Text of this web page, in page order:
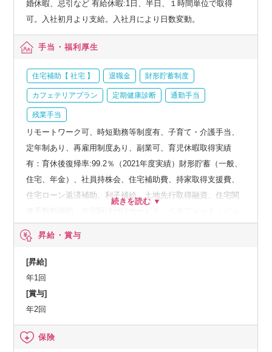
婚休暇、忌引など 有給休暇:1日、半日、１時間単位で取得
可。入社初月より支給。入社月により日数変動。
手当・福利厚生
住宅補助【 社宅 】 退職金 財形貯蓄制度
カフェテリアプラン 定期健康診断 通勤手当
残業手当
リモートワーク可、時短勤務等制度有、子育て・介護手当、
定年制あり、再雇用制度あり、副業可、育児休暇取得実績
有：育休後復帰率:99.2％（2021年度実績）財形貯蓄（一般、
住宅、年金）、社員持株会、住宅補助費、持家取得支援費、
住宅ローン返済補助、利子補給、土地先行取得融資、住宅関
介護支援サービス、結婚祝い金、弔慰料、災害見舞金など、
社員食堂、企業年金（企業年金基金、確定拠出年金）、電気
通信共済会(個人年金、遺児育英基金)
昇給・賞与
[昇給]
年1回
[賞与]
年2回
保険